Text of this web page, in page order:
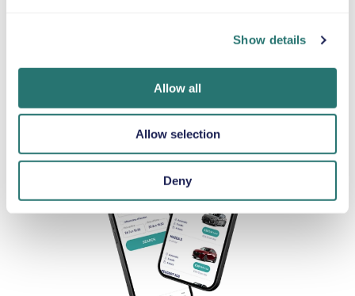
Show details
Allow all
Allow selection
Deny
minuti sul sito web
dal tuo telefono
con la nostra app.
documenti
direttamente